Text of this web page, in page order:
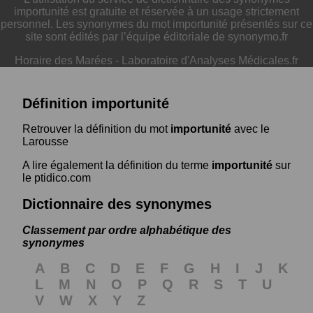
importunité est gratuite et réservée à un usage strictement
personnel. Les synonymes du mot importunité présentés sur ce
site sont édités par l’équipe éditoriale de synonymo.fr
Horaire des Marées - Laboratoire d'Analyses Médicales.fr
Définition importunité
Retrouver la définition du mot importunité avec le
Larousse
A lire également la définition du terme importunité sur
le ptidico.com
Dictionnaire des synonymes
Classement par ordre alphabétique des
synonymes
A B C D E F G H I J
K
L
M N O P Q R S T
U
V
W X Y Z